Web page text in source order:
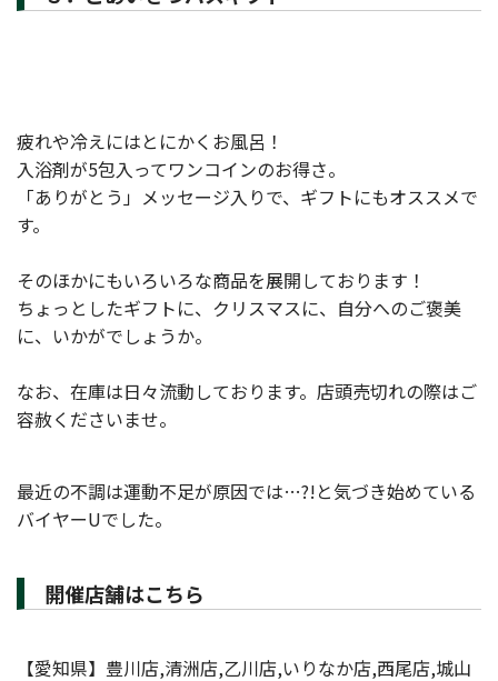
疲れや冷えにはとにかくお風呂！
入浴剤が5包入ってワンコインのお得さ。
「ありがとう」メッセージ入りで、ギフトにもオススメで
す。
そのほかにもいろいろな商品を展開しております！
ちょっとしたギフトに、クリスマスに、自分へのご褒美
に、いかがでしょうか。
なお、在庫は日々流動しております。店頭売切れの際はご
容赦くださいませ。
最近の不調は運動不足が原因では…?!と気づき始めている
バイヤーUでした。
開催店舗はこちら
【愛知県】豊川店,清洲店,乙川店,いりなか店,西尾店,城山